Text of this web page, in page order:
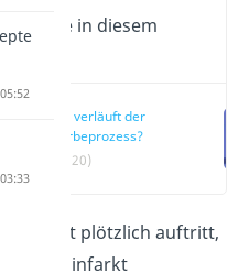
Inhalte in diesem
Wie verläuft der
Sterbeprozess?
(00:20)
nicht plötzlich auftritt,
Herzinfarkt